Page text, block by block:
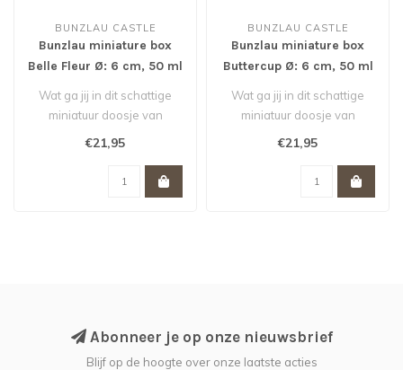
BUNZLAU CASTLE
Bunzlau miniature box
Belle Fleur Ø: 6 cm, 50 ml
Wat ga jij in dit schattige
miniatuur doosje van
€21,95
BUNZLAU CASTLE
Bunzlau miniature box
Buttercup Ø: 6 cm, 50 ml
Wat ga jij in dit schattige
miniatuur doosje van
€21,95
Abonneer je op onze nieuwsbrief
Blijf op de hoogte over onze laatste acties